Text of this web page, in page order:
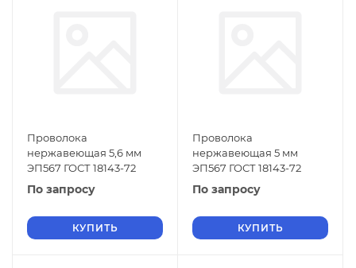
Проволока
нержавеющая 5,6 мм
ЭП567 ГОСТ 18143-72
По запросу
КУПИТЬ
Проволока
нержавеющая 5 мм
ЭП567 ГОСТ 18143-72
По запросу
КУПИТЬ